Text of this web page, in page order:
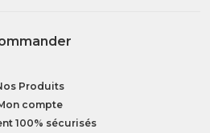
Produits
compte
100% sécurisés